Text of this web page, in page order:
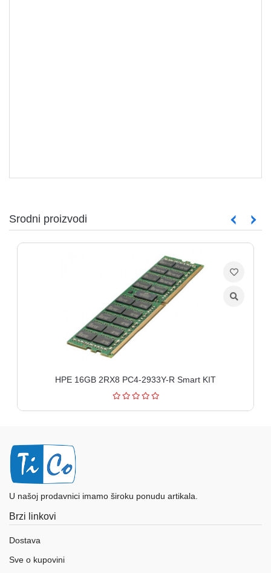
Srodni proizvodi
HPE 16GB 2RX8 PC4-2933Y-R Smart KIT
U našoj prodavnici imamo široku ponudu artikala.
Brzi linkovi
Dostava
Sve o kupovini